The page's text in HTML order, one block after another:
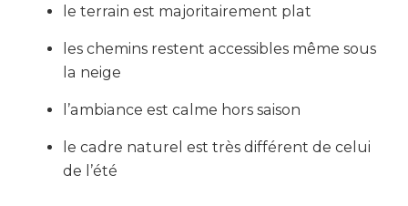
le terrain est majoritairement plat
les chemins restent accessibles même sous
la neige
l’ambiance est calme hors saison
le cadre naturel est très différent de celui
de l’été